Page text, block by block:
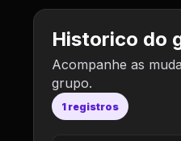
Historico do
Acompanhe as
grupo.
1 registros